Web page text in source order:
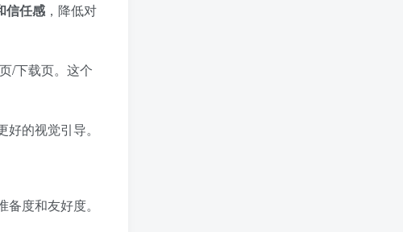
信任感 ，降低对
/下载页。这个
的视觉引导。
度和友好度。